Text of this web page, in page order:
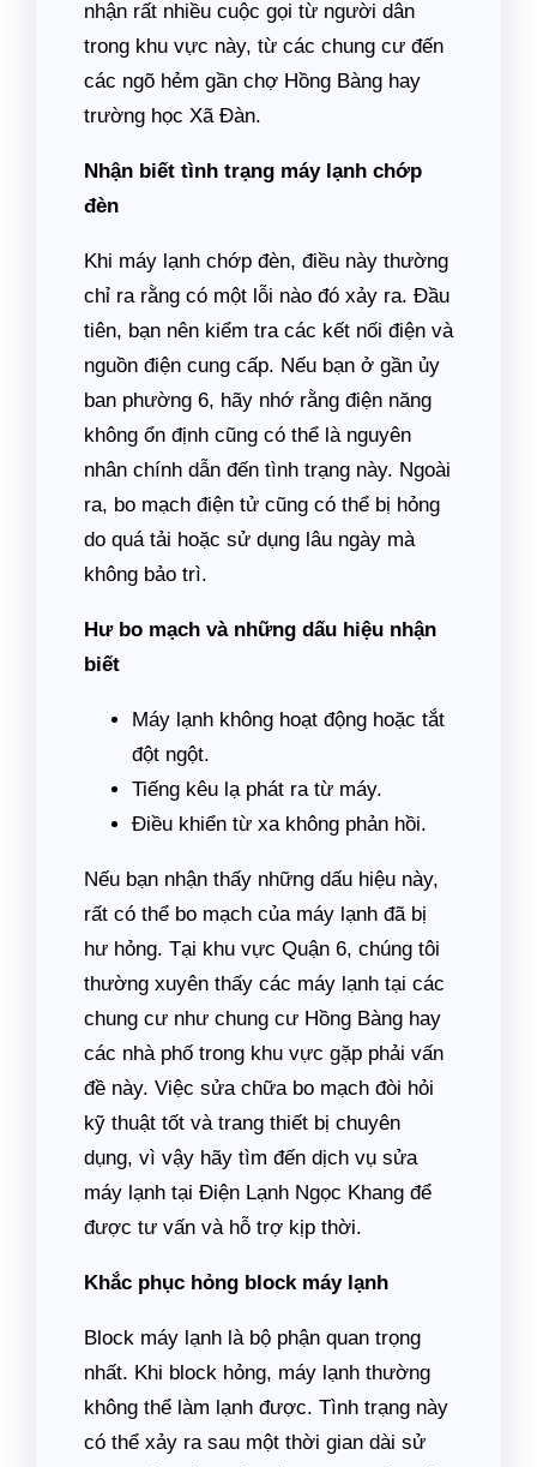
nhận rất nhiều cuộc gọi từ người dân
trong khu vực này, từ các chung cư đến
các ngõ hẻm gần chợ Hồng Bàng hay
trường học Xã Đàn.
Nhận biết tình trạng máy lạnh chớp
đèn
Khi máy lạnh chớp đèn, điều này thường
chỉ ra rằng có một lỗi nào đó xảy ra. Đầu
tiên, bạn nên kiểm tra các kết nối điện và
nguồn điện cung cấp. Nếu bạn ở gần ủy
ban phường 6, hãy nhớ rằng điện năng
không ổn định cũng có thể là nguyên
nhân chính dẫn đến tình trạng này. Ngoài
ra, bo mạch điện tử cũng có thể bị hỏng
do quá tải hoặc sử dụng lâu ngày mà
không bảo trì.
Hư bo mạch và những dấu hiệu nhận
biết
Máy lạnh không hoạt động hoặc tắt
đột ngột.
Tiếng kêu lạ phát ra từ máy.
Điều khiển từ xa không phản hồi.
Nếu bạn nhận thấy những dấu hiệu này,
rất có thể bo mạch của máy lạnh đã bị
hư hỏng. Tại khu vực Quận 6, chúng tôi
thường xuyên thấy các máy lạnh tại các
chung cư như chung cư Hồng Bàng hay
các nhà phố trong khu vực gặp phải vấn
đề này. Việc sửa chữa bo mạch đòi hỏi
kỹ thuật tốt và trang thiết bị chuyên
dụng, vì vậy hãy tìm đến dịch vụ sửa
máy lạnh tại Điện Lạnh Ngọc Khang để
được tư vấn và hỗ trợ kịp thời.
Khắc phục hỏng block máy lạnh
Block máy lạnh là bộ phận quan trọng
nhất. Khi block hỏng, máy lạnh thường
không thể làm lạnh được. Tình trạng này
có thể xảy ra sau một thời gian dài sử